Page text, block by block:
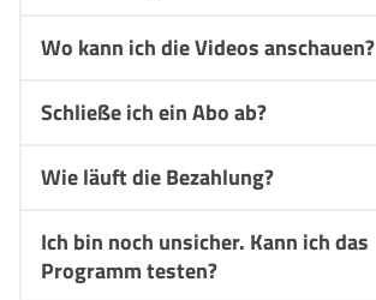
Wo kann ich die Videos anschauen?
Schließe ich ein Abo ab?
Wie läuft die Bezahlung?
Ich bin noch unsicher. Kann ich das
Programm testen?